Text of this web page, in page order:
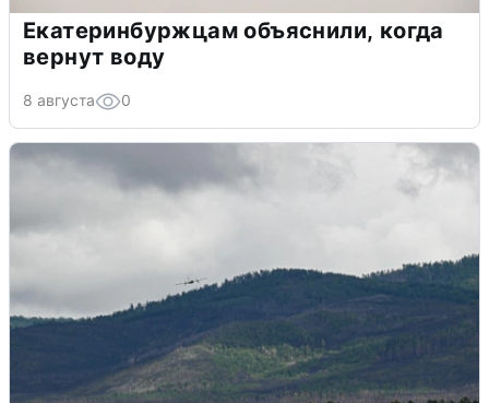
Екатеринбуржцам объяснили, когда
вернут воду
8 августа 0